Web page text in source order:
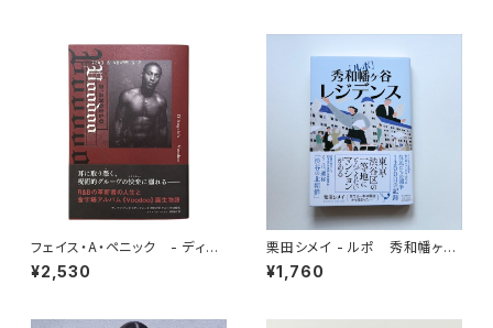
フェイス・A・ペニック - ディア
ンジェロ《ヴードゥー》がかけた
グルーヴの呪文
¥2,530
栗田シメイ - ルポ 秀和幡ヶ谷
レジデンス
¥1,760